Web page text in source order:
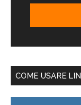
COME USARE